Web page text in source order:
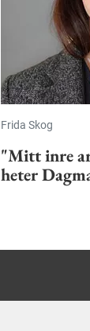
Frida Skog
"Mitt inre
heter